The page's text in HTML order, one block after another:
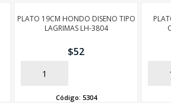
PLATO 19CM HONDO DISENO TIPO
LAGRIMAS LH-3804
$52
AÑADIR
Código: 5304